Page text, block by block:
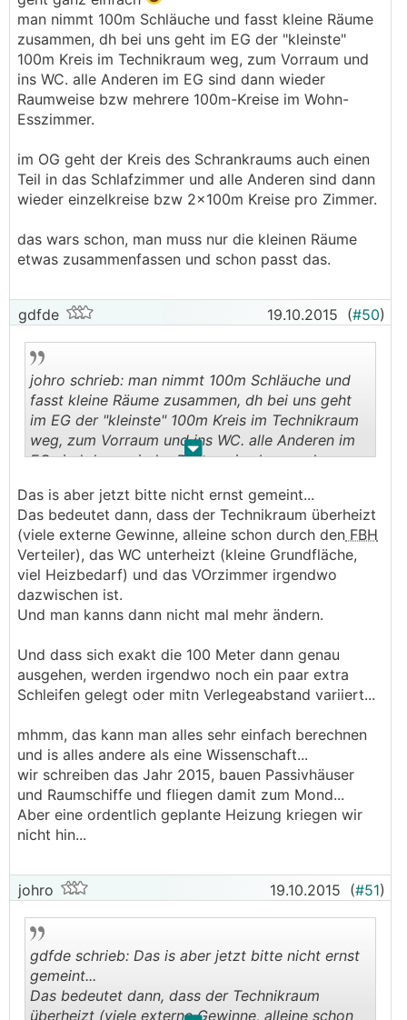
man nimmt 100m Schläuche und fasst kleine Räume
zusammen, dh bei uns geht im EG der "kleinste"
100m Kreis im Technikraum weg, zum Vorraum und
ins WC. alle Anderen im EG sind dann wieder
Raumweise bzw mehrere 100m-Kreise im Wohn-
Esszimmer.
im OG geht der Kreis des Schrankraums auch einen
Teil in das Schlafzimmer und alle Anderen sind dann
wieder einzelkreise bzw 2x100m Kreise pro Zimmer.
das wars schon, man muss nur die kleinen Räume
etwas zusammenfassen und schon passt das.
gdfde 19.10.2015 (#50)
. .
johro schrieb: man nimmt 100m Schläuche und
fasst kleine Räume zusammen, dh bei uns geht
im EG der "kleinste" 100m Kreis im Technikraum
weg, zum Vorraum und ins WC. alle Anderen im
EG sind dann wieder Raumweise bzw mehrere
im OG geht der Kreis des Schrankraums auch
einen Teil in das Schlafzimmer und alle Anderen
sind dann wieder einzelkreise bzw 2x100m
Kreise pro Zimmer.
Das is aber jetzt bitte nicht ernst gemeint...
Das bedeutet dann, dass der Technikraum überheizt
(viele externe Gewinne, alleine schon durch den FBH
Verteiler), das WC unterheizt (kleine Grundfläche,
viel Heizbedarf) und das VOrzimmer irgendwo
dazwischen ist.
Und man kanns dann nicht mal mehr ändern.
Und dass sich exakt die 100 Meter dann genau
ausgehen, werden irgendwo noch ein paar extra
Schleifen gelegt oder mitn Verlegeabstand variiert...
mhmm, das kann man alles sehr einfach berechnen
und is alles andere als eine Wissenschaft...
wir schreiben das Jahr 2015, bauen Passivhäuser
und Raumschiffe und fliegen damit zum Mond...
Aber eine ordentlich geplante Heizung kriegen wir
nicht hin...
johro 19.10.2015 (#51)
gdfde schrieb: Das is aber jetzt bitte nicht ernst
gemeint...
Das bedeutet dann, dass der Technikraum
überheizt (viele externe Gewinne, alleine schon